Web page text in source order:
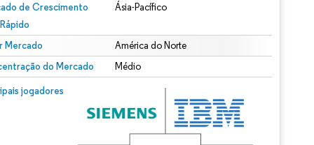
de Crescimento
Ásia-Pacífico
Mercado América do Norte
do Mercado Médio
jogadores
© Mordor Intelligence. O reuso requer atribuição conforme CC BY 4.0.
conforme CC BY 4.0.